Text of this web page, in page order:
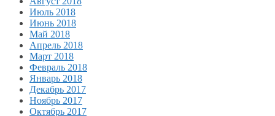
Июль 2018
Июнь 2018
Май 2018
Апрель 2018
Март 2018
Февраль 2018
Январь 2018
Декабрь 2017
Ноябрь 2017
Октябрь 2017